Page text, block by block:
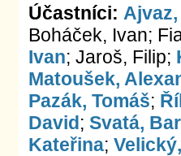
Účastníci:
Boháček, Ivan;
Ivan; Jaroš, Filip;
Matoušek,
Pazák, Tomáš;
David; Svatá,
Kateřina;